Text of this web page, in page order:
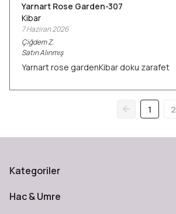
Yarnart Rose Garden-307
Kibar
7 Haziran 2026
ÇiğdemZ.
Satın Alınmış
Yarnart rose gardenKibar doku zarafet
1 2
Kategoriler
Hac & Umre